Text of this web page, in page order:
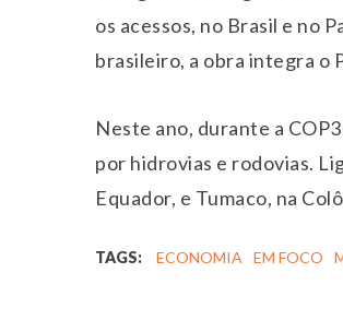
os acessos, no Brasil e no
brasileiro, a obra integra o
Neste ano, durante a
por hidrovias e rodovias.
Equador, e Tumaco, na
TAGS: ECONOMIA EM FOCO